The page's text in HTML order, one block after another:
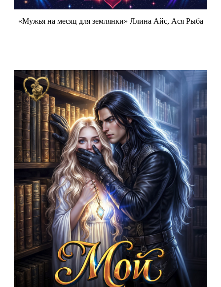
«Мужья на месяц для землянки» Ллина Айс, Ася Рыба